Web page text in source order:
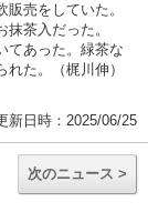
売をしていた。
茶入だった。
てあった。緑茶な
た。（梶川伸）
新日時：2025/06/25
次のニュース >